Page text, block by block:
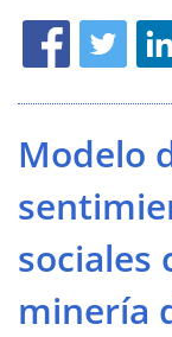
Modelo
sociales
minería